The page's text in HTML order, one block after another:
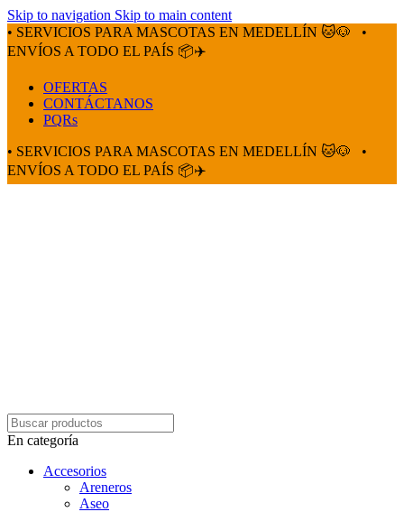
Skip to navigation Skip to main content
• SERVICIOS PARA MASCOTAS EN MEDELLÍN 🐱🐶
•
ENVÍOS A TODO EL PAÍS 📦✈️
OFERTAS
CONTÁCTANOS
PQRs
• SERVICIOS PARA MASCOTAS EN MEDELLÍN 🐱🐶
•
ENVÍOS A TODO EL PAÍS 📦✈️
En categoría
Accesorios
Areneros
Aseo